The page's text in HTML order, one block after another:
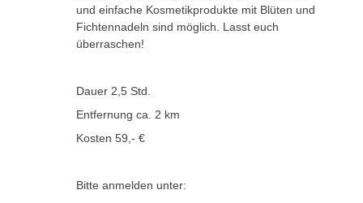
und einfache Kosmetikprodukte mit Blüten und
Fichtennadeln sind möglich. Lasst euch
überraschen!
Dauer 2,5 Std.
Entfernung ca. 2 km
Kosten 59,- €
Bitte anmelden unter: